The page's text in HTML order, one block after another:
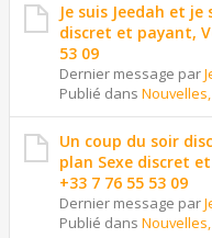
Je suis Jeedah et
discret et payant,
53 09
Dernier message par
Publié dans
Un coup du soir
plan Sexe discret
+33 7 76 55 53 09
Dernier message par
Publié dans